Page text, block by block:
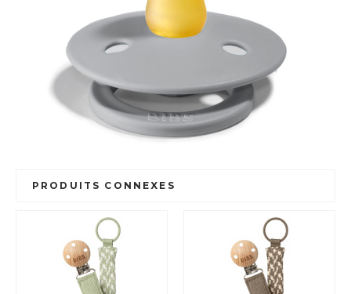
PRODUITS CONNEXES